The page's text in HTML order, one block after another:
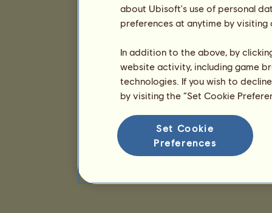
about Ubisoft's use of personal
preferences at anytime by
In addition to the above, by
website activity, including game
technologies. If you wish to
by visiting the “Set Cookie
Set Cookie
Preferences